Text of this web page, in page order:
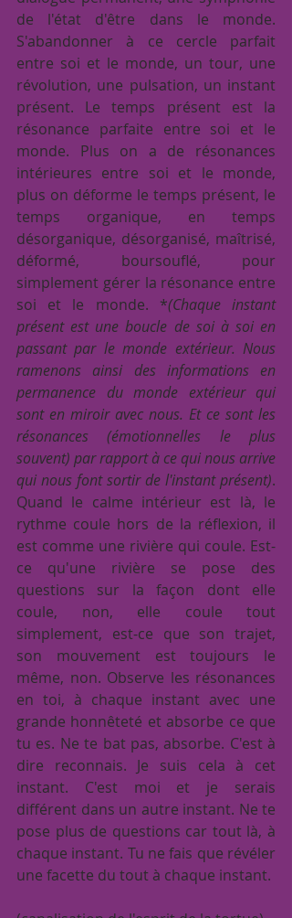
de l'état d'être dans le monde.
S'abandonner à ce cercle parfait
entre soi et le monde, un tour, une
révolution, une pulsation, un instant
présent. Le temps présent est la
résonance parfaite entre soi et le
monde. Plus on a de résonances
intérieures entre soi et le monde,
plus on déforme le temps présent, le
temps organique, en temps
désorganique, désorganisé, maîtrisé,
déformé, boursouflé, pour
simplement gérer la résonance entre
soi et le monde. *(Chaque instant
présent est une boucle de soi à soi en
passant par le monde extérieur. Nous
ramenons ainsi des informations en
permanence du monde extérieur qui
sont en miroir avec nous. Et ce sont les
résonances (émotionnelles le plus
souvent) par rapport à ce qui nous arrive
qui nous font sortir de l'instant présent).
Quand le calme intérieur est là, le
rythme coule hors de la réflexion, il
est comme une rivière qui coule. Est-
ce qu'une rivière se pose des
questions sur la façon dont elle
coule, non, elle coule tout
simplement, est-ce que son trajet,
son mouvement est toujours le
même, non. Observe les résonances
en toi, à chaque instant avec une
grande honnêteté et absorbe ce que
tu es. Ne te bat pas, absorbe. C'est à
dire reconnais. Je suis cela à cet
instant. C'est moi et je serais
différent dans un autre instant. Ne te
pose plus de questions car tout là, à
chaque instant. Tu ne fais que révéler
une facette du tout à chaque instant.